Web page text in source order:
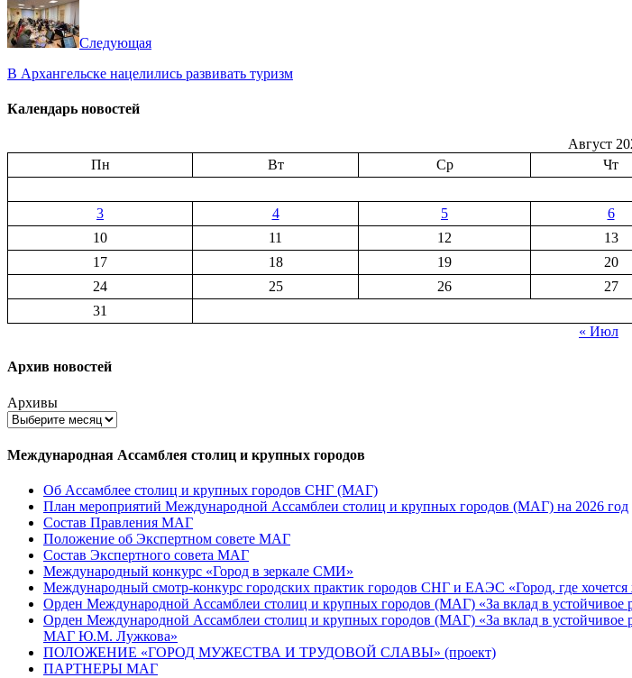
Следующая
В Архангельске нацелились развивать туризм
Календарь новостей
Август
Пн
Вт Ср Чт
3
4 5 6
10
11 12 13
17
18 19 20
24
25 26 27
31
« Июл
Архив новостей
Архивы
Международная Ассамблея столиц и крупных городов
Об Ассамблее столиц и крупных городов СНГ (МАГ)
План мероприятий Международной Ассамблеи столиц и крупных городов (МАГ) на 2026 год
Состав Правления МАГ
Положение об Экспертном совете МАГ
Состав Экспертного совета МАГ
Международный конкурс «Город в зеркале СМИ»
Международный смотр-конкурс городских практик городов СНГ и ЕАЭС «Город, где хочется
Орден Международной Ассамблеи столиц и крупных городов (МАГ) «За вклад в устойчивое
Орден Международной Ассамблеи столиц и крупных городов (МАГ) «За вклад в
МАГ Ю.М. Лужкова»
ПОЛОЖЕНИЕ «ГОРОД МУЖЕСТВА И ТРУДОВОЙ СЛАВЫ» (проект)
ПАРТНЕРЫ МАГ